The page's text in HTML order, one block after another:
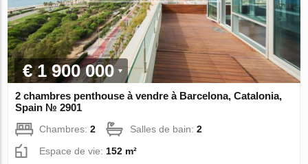
€ 1 900 000
2 chambres penthouse à vendre à Barcelona, Catalonia,
Spain № 2901
Chambres:2 Salles de bain:2
Espace de vie: 152 m²